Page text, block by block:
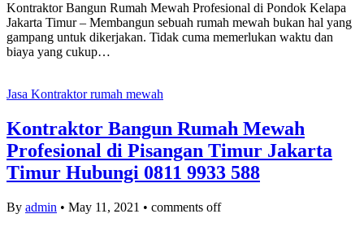
Kontraktor Bangun Rumah Mewah Profesional di Pondok Kelapa
Jakarta Timur – Membangun sebuah rumah mewah bukan hal yang
gampang untuk dikerjakan. Tidak cuma memerlukan waktu dan
biaya yang cukup…
Jasa Kontraktor rumah mewah
Kontraktor Bangun Rumah Mewah
Profesional di Pisangan Timur Jakarta
Timur Hubungi 0811 9933 588
By admin • May 11, 2021 • comments off